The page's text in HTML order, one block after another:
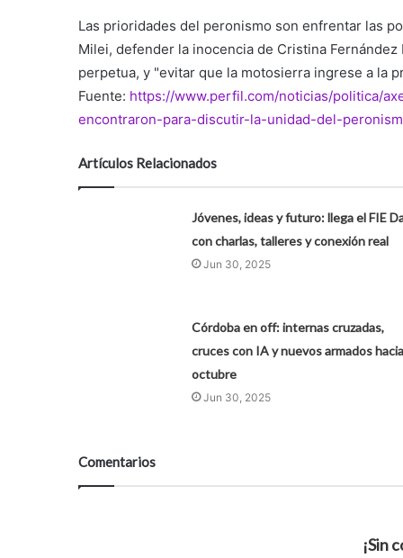
Las prioridades del peronismo son enfrentar las
Milei, defender la inocencia de Cristina
perpetua, y "evitar que la motosierra ingrese a la
Fuente: https://www.perfil.com/noticias/politica/
encontraron-para-discutir-la-unidad-del-
Artículos Relacionados
Jóvenes, ideas y futuro: llega el FIE
con charlas, talleres y conexión real
Jun 30, 2025
Córdoba en off: internas cruzadas,
cruces con IA y nuevos armados hacia
octubre
Jun 30, 2025
Comentarios
¡Sin